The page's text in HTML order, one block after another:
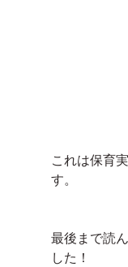
これは保育
す。
最後まで読
した！